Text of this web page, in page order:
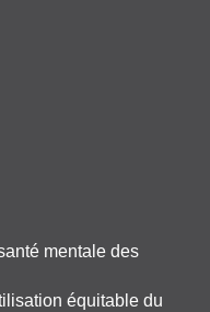
mentale des
équitable du